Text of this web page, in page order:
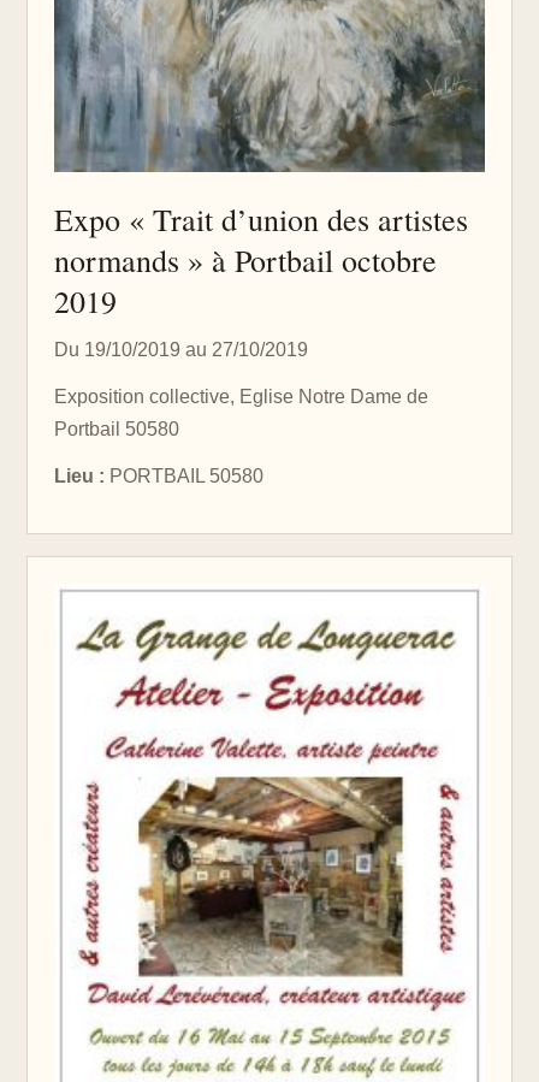
Expo « Trait d’union des artistes
normands » à Portbail octobre
2019
Du 19/10/2019 au 27/10/2019
Exposition collective, Eglise Notre Dame de
Portbail 50580
Lieu : PORTBAIL 50580